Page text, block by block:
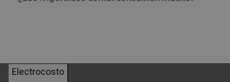
optan por un combi valoran especialmente la
Electrocosto